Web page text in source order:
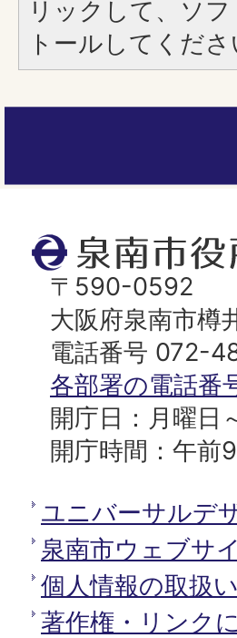
リックして、ソ
トールしてくださ
泉
南
市
役
所
〒590-0592
大阪府泉南市樽
電話番号 072-
各部署の電話番
開庁日：月曜日
開庁時間：午前
ユニバーサルデ
泉南市ウェブサ
個人情報の取扱い
著作権・リンク